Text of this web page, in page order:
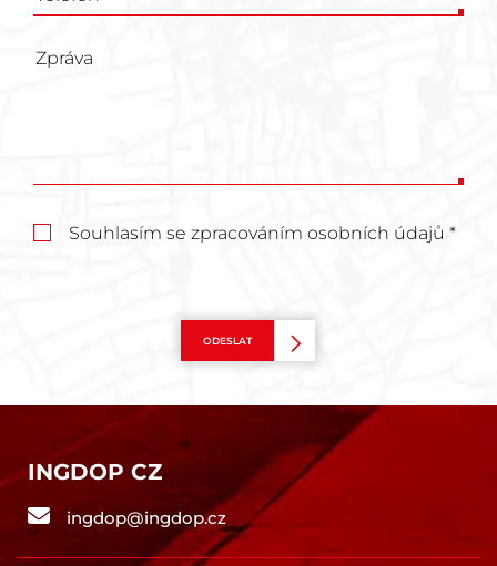
Souhlasím se zpracováním osobních údajů *
ODESLAT
INGDOP CZ
ingdop@ingdop.cz